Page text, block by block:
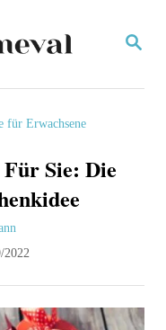
S
für Erwachsene
Sie: Die
2022